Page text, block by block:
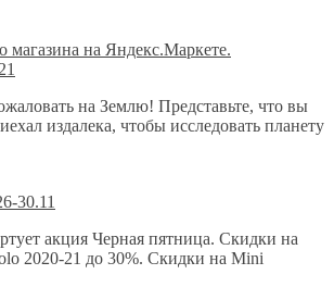
на Землю! Представьте, что вы
издалека, чтобы исследовать планету
30.11
акция Черная пятница. Скидки на
2020-21 до 30%. Скидки на Mini